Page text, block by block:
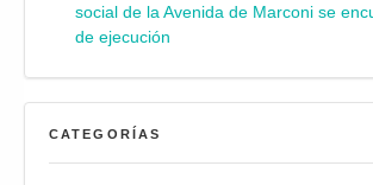
social de la Avenida de Marconi se
de ejecución
CATEGORÍAS